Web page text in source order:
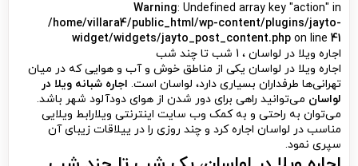
Warning: Undefined array key "action" in
/home/villara4/public_html/wp-content/plugins/jayto-
widget/widgets/jayto_post_content.php on line 41
اجاره ویلا در لواسان ، 1 شب تا چند شب
اجاره ویلا در لواسان یکی از مناطق خوش و آب و هوایی که در میان
تهرانی‌ها طرفداران بسیاری دارد، لواسان است. اجاره شبانه ویلا در
لواسان می‌توانید راهی برای دور شدن از هوای دودآلود شهر باشد.
می‌توان به راحتی و به کمک وب سایت اینترنتی ویلارابط ویلایی
مناسب در لواسان اجاره کرد و چند روزی را در ییلاقات زیبای آن
سپری نمود.